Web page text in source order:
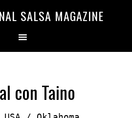
SALSA MAGAZINE
con Taino